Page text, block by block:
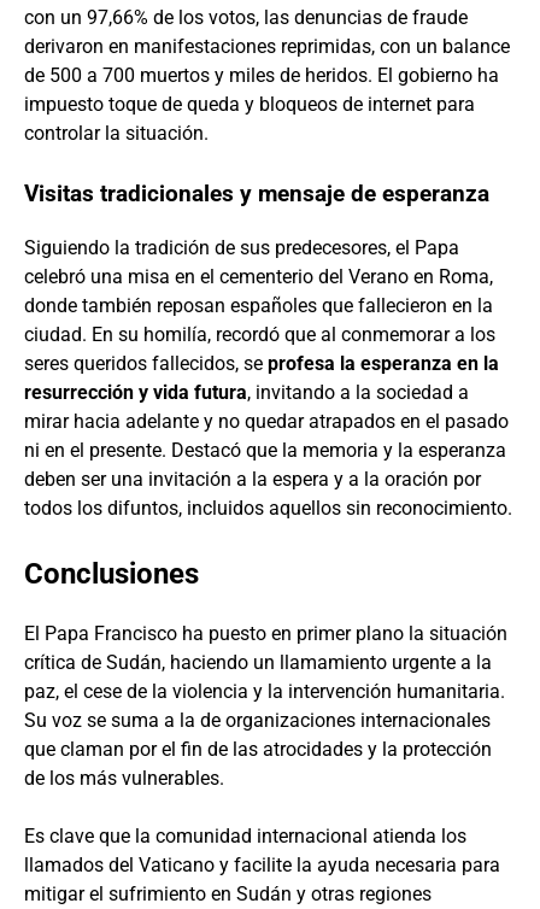
con un 97,66% de los votos, las denuncias de fraude
derivaron en manifestaciones reprimidas, con un balance
de 500 a 700 muertos y miles de heridos. El gobierno ha
impuesto toque de queda y bloqueos de internet para
controlar la situación.
Visitas tradicionales y mensaje de esperanza
Siguiendo la tradición de sus predecesores, el Papa
celebró una misa en el cementerio del Verano en Roma,
donde también reposan españoles que fallecieron en la
ciudad. En su homilía, recordó que al conmemorar a los
seres queridos fallecidos, se profesa la esperanza en la
resurrección y vida futura, invitando a la sociedad a
mirar hacia adelante y no quedar atrapados en el pasado
ni en el presente. Destacó que la memoria y la esperanza
deben ser una invitación a la espera y a la oración por
todos los difuntos, incluidos aquellos sin reconocimiento.
Conclusiones
El Papa Francisco ha puesto en primer plano la situación
crítica de Sudán, haciendo un llamamiento urgente a la
paz, el cese de la violencia y la intervención humanitaria.
Su voz se suma a la de organizaciones internacionales
que claman por el fin de las atrocidades y la protección
de los más vulnerables.
Es clave que la comunidad internacional atienda los
llamados del Vaticano y facilite la ayuda necesaria para
mitigar el sufrimiento en Sudán y otras regiones